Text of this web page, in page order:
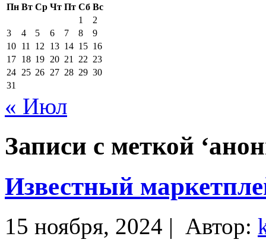
Пн Вт Ср Чт Пт Сб Вс
1
2
3
4 5 6 7 8
9
10 11 12 13 14 15 16
17 18 19 20 21 22 23
24 25 26 27 28 29 30
31
« Июл
Записи с меткой
Известный
15 ноября, 2024 | Автор: